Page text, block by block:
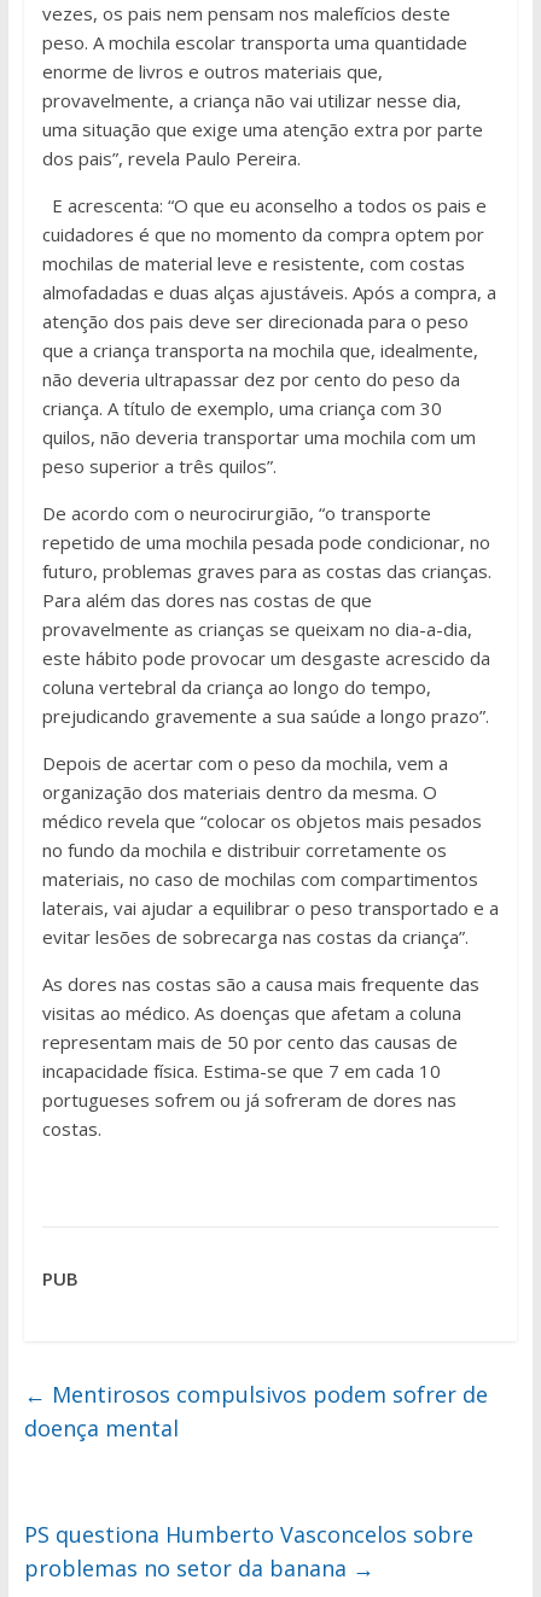
vezes, os pais nem pensam nos malefícios deste
peso. A mochila escolar transporta uma quantidade
enorme de livros e outros materiais que,
provavelmente, a criança não vai utilizar nesse dia,
uma situação que exige uma atenção extra por parte
dos pais”, revela Paulo Pereira.
E acrescenta: “O que eu aconselho a todos os pais e
cuidadores é que no momento da compra optem por
mochilas de material leve e resistente, com costas
almofadadas e duas alças ajustáveis. Após a compra, a
atenção dos pais deve ser direcionada para o peso
que a criança transporta na mochila que, idealmente,
não deveria ultrapassar dez por cento do peso da
criança. A título de exemplo, uma criança com 30
quilos, não deveria transportar uma mochila com um
peso superior a três quilos”.
De acordo com o neurocirurgião, “o transporte
repetido de uma mochila pesada pode condicionar, no
futuro, problemas graves para as costas das crianças.
Para além das dores nas costas de que
provavelmente as crianças se queixam no dia-a-dia,
este hábito pode provocar um desgaste acrescido da
coluna vertebral da criança ao longo do tempo,
prejudicando gravemente a sua saúde a longo prazo”.
Depois de acertar com o peso da mochila, vem a
organização dos materiais dentro da mesma. O
médico revela que “colocar os objetos mais pesados
no fundo da mochila e distribuir corretamente os
materiais, no caso de mochilas com compartimentos
laterais, vai ajudar a equilibrar o peso transportado e a
evitar lesões de sobrecarga nas costas da criança”.
As dores nas costas são a causa mais frequente das
visitas ao médico. As doenças que afetam a coluna
representam mais de 50 por cento das causas de
incapacidade física. Estima-se que 7 em cada 10
portugueses sofrem ou já sofreram de dores nas
costas.
PUB
← Mentirosos compulsivos podem sofrer de
doença mental
PS questiona Humberto Vasconcelos sobre
problemas no setor da banana →